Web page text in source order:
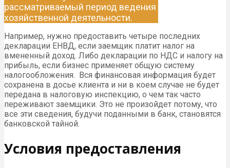
рассматриваемый период ведения
хозяйственной деятельности.
Например, нужно предоставить четыре последних
декларации ЕНВД, если заемщик платит налог на
вмененный доход. Либо декларации по НДС и налогу на
прибыль, если бизнес применяет общую систему
налогообложения. Вся финансовая информация будет
сохранена в досье клиента и ни в коем случае не будет
передана в налоговую инспекцию, о чем так часто
переживают заемщики. Это не произойдет потому, что
все эти сведения, будучи поданными в банк, становятся
банковской тайной.
Условия предоставления